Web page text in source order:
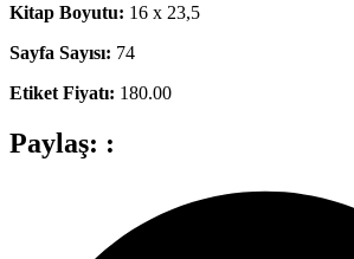
Kitap Boyutu: 16 x 23,5
Sayfa Sayısı: 74
Etiket Fiyatı: 180.00
Paylaş: :